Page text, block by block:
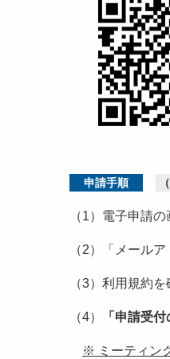
申請手順
（1）電子申請の
（2）「メール
（3）利用規約
（4） 「申請受付
※ ミーティン